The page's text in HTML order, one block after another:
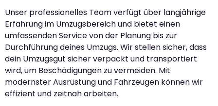
Unser professionelles Team verfügt über langjährige
Erfahrung im Umzugsbereich und bietet einen
umfassenden Service von der Planung bis zur
Durchführung deines Umzugs. Wir stellen sicher, dass
dein Umzugsgut sicher verpackt und transportiert
wird, um Beschädigungen zu vermeiden. Mit
modernster Ausrüstung und Fahrzeugen können wir
effizient und zeitnah arbeiten.